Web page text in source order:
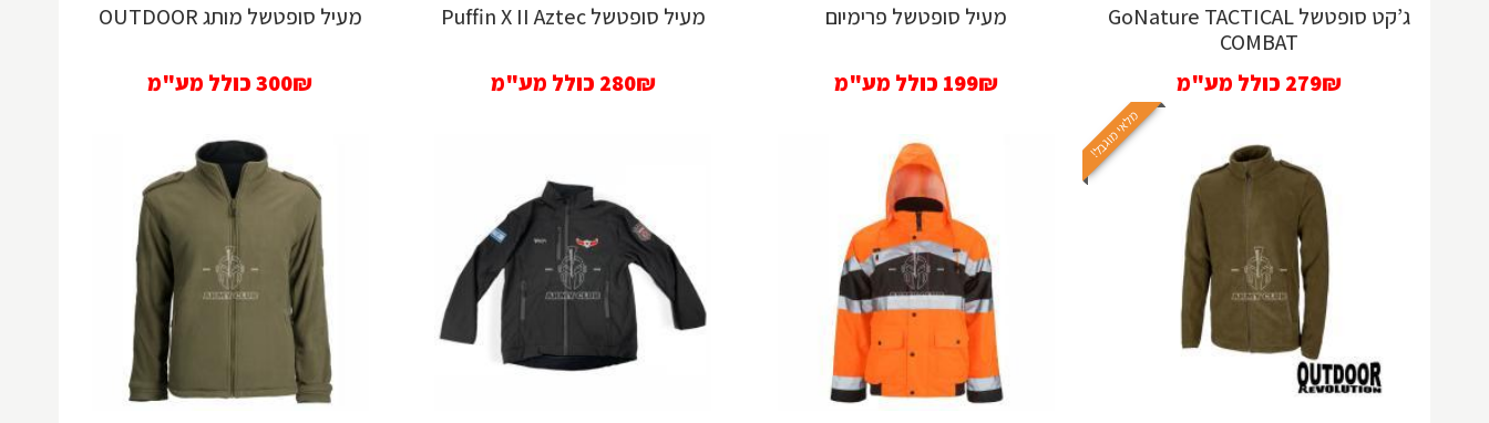
ג’קט סופטשל GoNature TACTICAL
COMBAT
279₪ כולל מע"מ
מעיל סופטשל פרימיום
199₪ כולל מע"מ
מעיל סופטשל Puffin X II Aztec
280₪ כולל מע"מ
מעיל סופטשל מותג OUTDOOR
300₪כולל מע"מ
מלאי מוגבל!